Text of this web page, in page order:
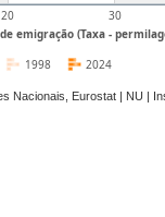
emigração (Taxa -
20 30
2024
1998
Nacionais, Eurostat | NU |